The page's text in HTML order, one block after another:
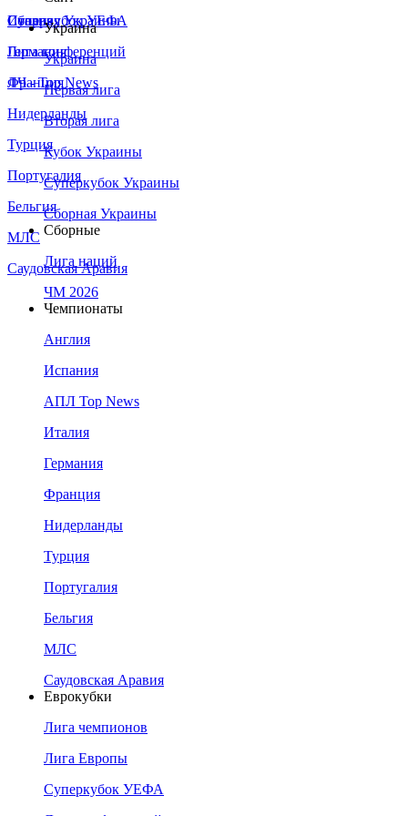
Сборная Украины
Италия
Германия
Франция
Нидерланды
Турция
Португалия
Бельгия
МЛС
Саудовская Аравия
Суперкубок УЕФА
Лига конференций
ЛЧ - Top News
Украина
Украина
Первая лига
Вторая лига
Кубок Украины
Суперкубок Украины
Сборная Украины
Сборные
Лига наций
ЧМ 2026
Чемпионаты
Англия
Испания
АПЛ Top News
Италия
Германия
Франция
Нидерланды
Турция
Португалия
Бельгия
МЛС
Саудовская Аравия
Еврокубки
Лига чемпионов
Лига Европы
Суперкубок УЕФА